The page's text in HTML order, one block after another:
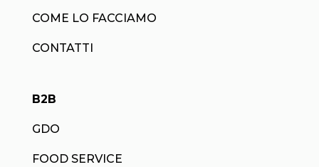
COME LO FACCIAMO
CONTATTI
B2B
GDO
FOOD SERVICE